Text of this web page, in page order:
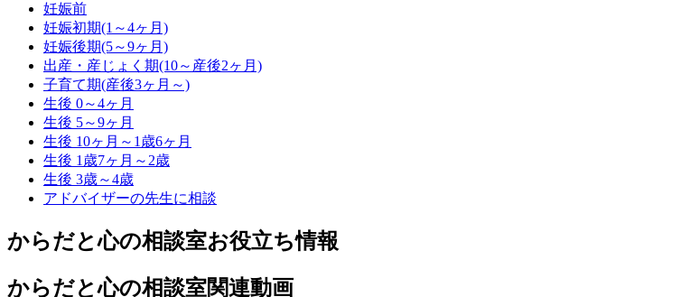
妊娠前
妊娠初期(1～4ヶ月)
妊娠後期(5～9ヶ月)
出産・産じょく期(10～産後2ヶ月)
子育て期(産後3ヶ月～)
生後 0～4ヶ月
生後 5～9ヶ月
生後 10ヶ月～1歳6ヶ月
生後 1歳7ヶ月～2歳
生後 3歳～4歳
アドバイザーの先生に相談
からだと心の相談室お役立ち情報
からだと心の相談室関連動画